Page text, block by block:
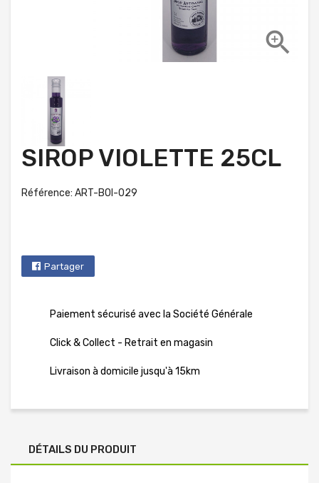

SIROP VIOLETTE 25CL
Référence: ART-BOI-029
Partager
Paiement sécurisé avec la Société Générale
Click & Collect - Retrait en magasin
Livraison à domicile jusqu'à 15km
DÉTAILS DU PRODUIT